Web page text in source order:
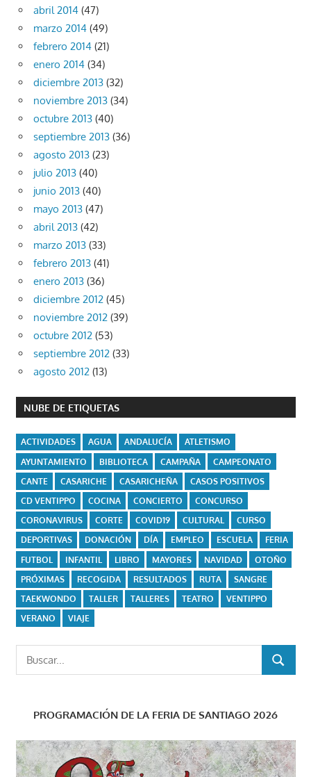
abril 2014 (47)
marzo 2014 (49)
febrero 2014 (21)
enero 2014 (34)
diciembre 2013 (32)
noviembre 2013 (34)
octubre 2013 (40)
septiembre 2013 (36)
agosto 2013 (23)
julio 2013 (40)
junio 2013 (40)
mayo 2013 (47)
abril 2013 (42)
marzo 2013 (33)
febrero 2013 (41)
enero 2013 (36)
diciembre 2012 (45)
noviembre 2012 (39)
octubre 2012 (53)
septiembre 2012 (33)
agosto 2012 (13)
NUBE DE ETIQUETAS
ACTIVIDADES AGUA ANDALUCÍA
ATLETISMO
AYUNTAMIENTO
BIBLIOTECA CAMPAÑA
CAMPEONATO
CANTE
CASARICHE CASARICHEÑA
CASOS POSITIVOS
CD VENTIPPO
COCINA CONCIERTO
CONCURSO
CORONAVIRUS
CORTE COVID19 CULTURAL
CURSO
DEPORTIVAS
DONACIÓN DÍA EMPLEO ESCUELA
FERIA
FUTBOL
INFANTIL LIBRO MAYORES NAVIDAD
OTOÑO
PRÓXIMAS
RECOGIDA RESULTADOS RUTA
SANGRE
TAEKWONDO
TALLER TALLERES TEATRO
VENTIPPO
VERANO
VIAJE
Buscar:
BUSCAR
PROGRAMACIÓN DE LA FERIA DE SANTIAGO 2026